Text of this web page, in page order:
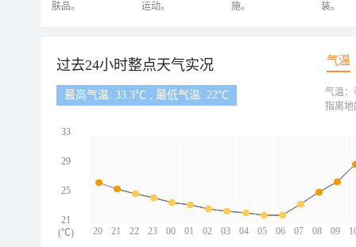
肤品。
运动。
施。
装。
过去24小时整点天气实况 气温
最高气温: 33.3℃ , 最低气温: 22℃
20 21 22 23 00 01 02 03 04 05 06 07 08 09
33
29
25
21
(℃)
气温：
指离地